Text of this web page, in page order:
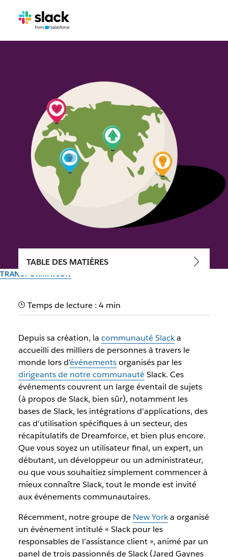
TRANSFORMATION
Slack pour l’assistance client
communauté Slack de New
York
Entrez en contact avec des experts Slack pour exploiter au
mieux Slack pour l’assistance client
Auteur : Jacob Gross
30 septembre 2025
Illustration par Zoe Berger
TABLE DES MATIÈRES
Temps de lecture : 4 min
Depuis sa création, la communautéSlacka
accueilli des milliers de personnes à travers le
mondelors d'événementsorganisés par les
dirigeants de notrecommunautéSlack. Ces
événements couvrent un large éventail de sujets
(à propos de Slack, bien sûr), notamment les
bases de Slack, les intégrations d'applications, des
cas d'utilisation spécifiques à un secteur, des
récapitulatifs de Dreamforce, et bien plus encore.
Que vous soyez un utilisateur final, un expert, un
débutant, un développeur ou un administrateur,
ou que vous souhaitiez simplement commencer à
mieux connaître Slack, tout le monde est invité
aux événements communautaires.
Récemment, notre groupe de New Yorka organisé
un événement intitulé « Slack pour les
responsables de l’assistance client », animé par un
panel de trois passionnés de Slack (Jared Gaynes